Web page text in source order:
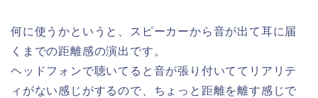
何に使うかというと、スピーカーから音が出て耳に届
くまでの距離感の演出です。
ヘッドフォンで聴いてると音が張り付いててリアリテ
ィがない感じがするので、ちょっと距離を離す感じで